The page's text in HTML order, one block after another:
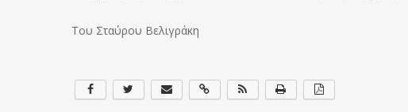
Του Σταύρου Βελιγράκη